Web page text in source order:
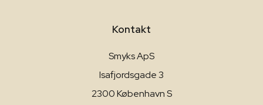
Kontakt
Smyks ApS
Isafjordsgade 3
2300 København S